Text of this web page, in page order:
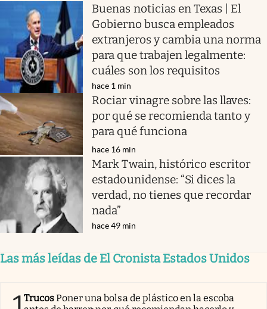
Buenas noticias en Texas | El
Gobierno busca empleados
extranjeros y cambia una norma
para que trabajen legalmente:
cuáles son los requisitos
hace 1 min
Rociar vinagre sobre las llaves:
por qué se recomienda tanto y
para qué funciona
hace 16 min
Mark Twain, histórico escritor
estadounidense: “Si dices la
verdad, no tienes que recordar
nada”
hace 49 min
Las más leídas de El Cronista Estados Unidos
TrucosPoner una bolsa de plástico en la escoba